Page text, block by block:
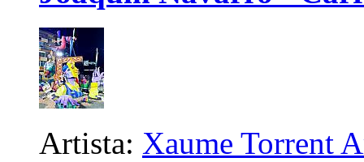
Artista: Xaume Torrent